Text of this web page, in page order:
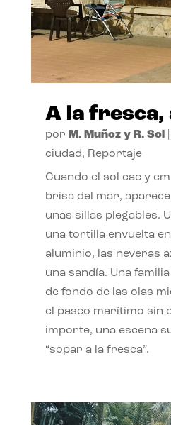
A la fresca,
por M. Muñoz y R. Sol|
ciudad, Reportaje
Cuando el sol cae y
brisa del mar,
unas sillas plegables.
una tortilla envuelta
aluminio, las neveras
una sandía. Una
de fondo de las olas
el paseo marítimo sin
importe, una escena
“sopar a la fresca”.